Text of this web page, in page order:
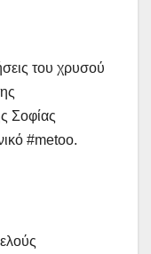
του χρυσού
Σοφίας
#metoo.